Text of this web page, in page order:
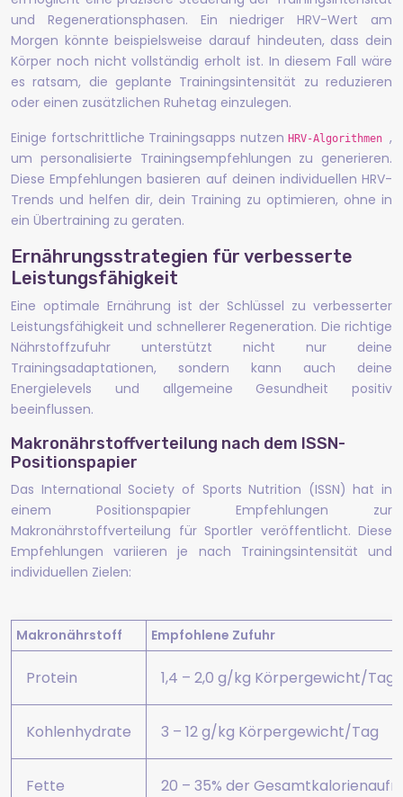
und Regenerationsphasen. Ein niedriger HRV-Wert am
Morgen könnte beispielsweise darauf hindeuten, dass dein
Körper noch nicht vollständig erholt ist. In diesem Fall wäre
es ratsam, die geplante Trainingsintensität zu reduzieren
oder einen zusätzlichen Ruhetag einzulegen.
Einige fortschrittliche Trainingsapps nutzenHRV-Algorithmen,
um personalisierte Trainingsempfehlungen zu generieren.
Diese Empfehlungen basieren auf deinen individuellen HRV-
Trends und helfen dir, dein Training zu optimieren, ohne in
ein Übertraining zu geraten.
Ernährungsstrategien für verbesserte
Leistungsfähigkeit
Eine optimale Ernährung ist der Schlüssel zu verbesserter
Leistungsfähigkeit und schnellerer Regeneration. Die richtige
Nährstoffzufuhr unterstützt nicht nur deine
Trainingsadaptationen, sondern kann auch deine
Energielevels und allgemeine Gesundheit positiv
beeinflussen.
Makronährstoffverteilung nach dem ISSN-
Positionspapier
Das International Society of Sports Nutrition (ISSN) hat in
einem Positionspapier Empfehlungen zur
Makronährstoffverteilung für Sportler veröffentlicht. Diese
Empfehlungen variieren je nach Trainingsintensität und
individuellen Zielen:
Makronährstoff Empfohlene Zufuhr
Protein 1,4 – 2,0 g/kg Körpergewicht/Tag
Kohlenhydrate 3 – 12 g/kg Körpergewicht/Tag
Fette 20 – 35% der